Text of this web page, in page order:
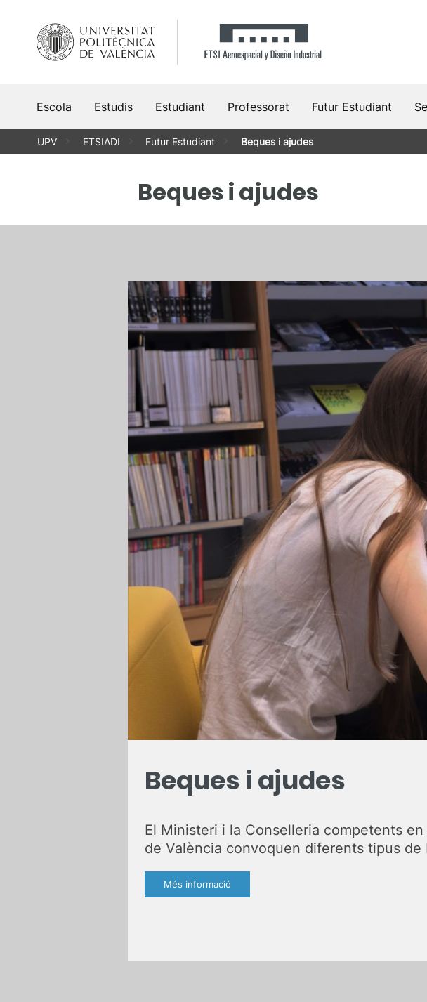
contingut
Escola Estudis Estudiant Professorat Futur Estudiant
UPV ETSIADI Futur Estudiant Beques i ajudes
Beques i ajudes
Beques i ajudes
El Ministeri i la Conselleria competents
de València convoquen diferents tipus de
Més informació